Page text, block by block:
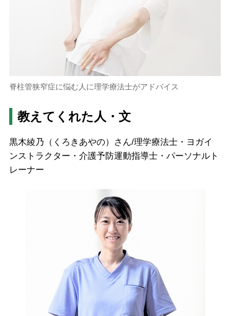
脊柱管狭窄症に悩む人に理学療法士がアドバイス
教えてくれた人・文
黒木綾乃（くろきあやの）さん/理学療法士・ヨガイ
ンストラクター・介護予防運動指導士・パーソナルト
レーナー